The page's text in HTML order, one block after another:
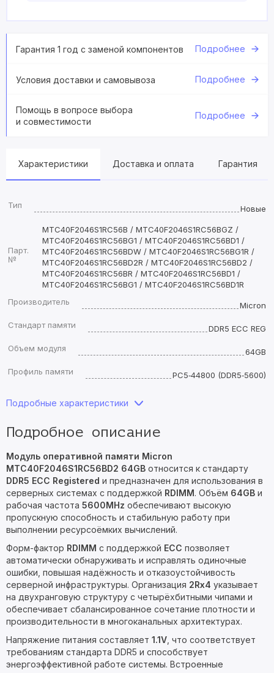
Гарантия 1 год с заменой компонентов Подробнее
Условия доставки и самовывоза Подробнее
Помощь в вопросе выбора
и совместимости
Подробнее
Характеристики Доставка и оплата Гарантия
Тип Новые
Парт.
№
MTC40F2046S1RC56B / MTC40F2046S1RC56BGZ /
MTC40F2046S1RC56BG1 / MTC40F2046S1RC56BD1 /
MTC40F2046S1RC56BDW / MTC40F2046S1RC56BG1R /
MTC40F2046S1RC56BD2R / MTC40F2046S1RC56BD2 /
MTC40F2046S1RC56BR / MTC40F2046S1RC56BD1 /
MTC40F2046S1RC56BG1 / MTC40F2046S1RC56BD1R
Производитель
Micron
Стандарт памяти
DDR5 ECC REG
Объем модуля
64GB
Профиль памяти
PC5‑44800 (DDR5‑5600)
Подробные характеристики
Подробное описание
Модуль оперативной памяти Micron
MTC40F2046S1RC56BD2 64GB относится к стандарту
DDR5 ECC Registered и предназначен для использования в
серверных системах с поддержкой RDIMM. Объём 64GB и
рабочая частота 5600MHz обеспечивают высокую
пропускную способность и стабильную работу при
выполнении ресурсоёмких вычислений.
Форм-фактор RDIMM с поддержкой ECC позволяет
автоматически обнаруживать и исправлять одиночные
ошибки, повышая надёжность и отказоустойчивость
серверной инфраструктуры. Организация 2Rx4 указывает
на двухранговую структуру с четырёхбитными чипами и
обеспечивает сбалансированное сочетание плотности и
производительности в многоканальных архитектурах.
Напряжение питания составляет 1.1V , что соответствует
требованиям стандарта DDR5 и способствует
энергоэффективной работе системы. Встроенные